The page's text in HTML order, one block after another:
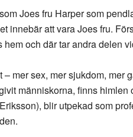
Joes fru Harper som
innebär att vara Joes fru.
och där tar andra delen
mer sex, mer sjukdom, mer
människorna, finns
blir utpekad som